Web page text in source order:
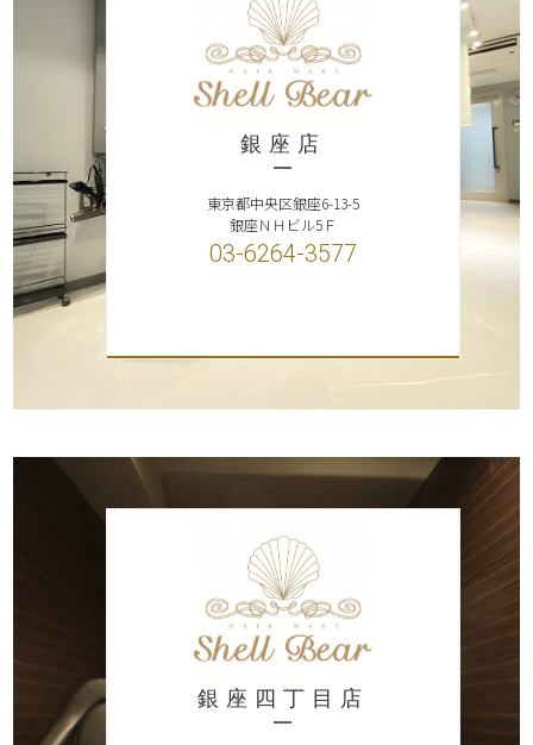
銀座店
東京都中央区銀座6-13-5
銀座ＮＨビル5Ｆ
03-6264-3577
銀座四丁目店